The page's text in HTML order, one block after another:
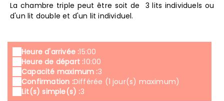
La chambre triple peut être soit de 3 lits individuels ou
d'un lit double et d'un lit individuel.
Heure d'arrivée :15:00
Heure de départ :10:00
Capacité maximum :3
Confirmation :Différée (1 jour(s) maximum)
Lit(s) simple(s) :3